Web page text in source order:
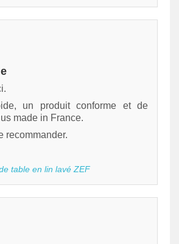
un produit conforme et de
made in France.
recommander.
table en lin lavé ZEF